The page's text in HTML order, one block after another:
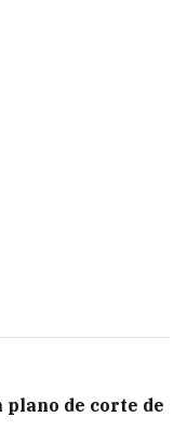
plano de corte de